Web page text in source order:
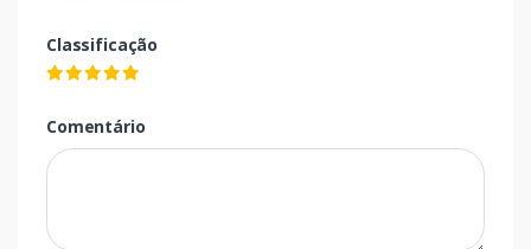
Classificação
Comentário